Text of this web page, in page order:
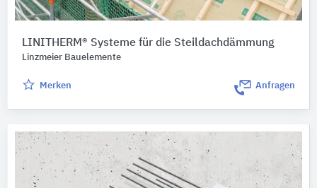
LINITHERM® Systeme für die Steildachdämmung
Linzmeier Bauelemente
Merken Anfragen